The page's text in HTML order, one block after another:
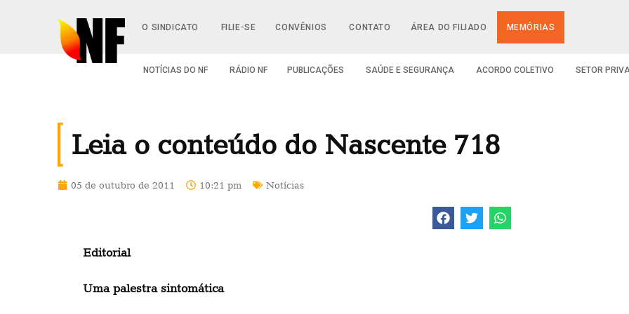
O SINDICATO FILIE-SE CONVÊNIOS CONTATO ÁREA DO FILIADO MEMÓRIAS
NOTÍCIAS DO NF RÁDIO NF PUBLICAÇÕES SAÚDE E SEGURANÇA ACORDO COLETIVO SETOR
Leia o conteúdo do Nascente 718
05 de outubro de 2011 10:21 pm Notícias
Editorial
Uma palestra sintomática